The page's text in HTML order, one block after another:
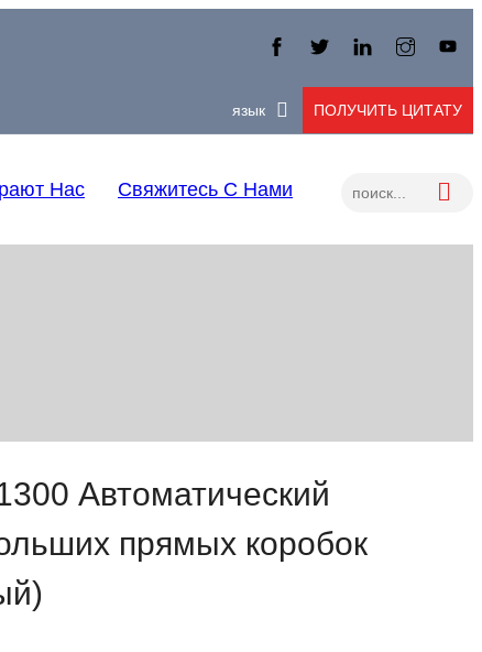
язык ПОЛУЧИТЬ ЦИТАТУ
Нас Свяжитесь С Нами
Автоматический
прямых коробок